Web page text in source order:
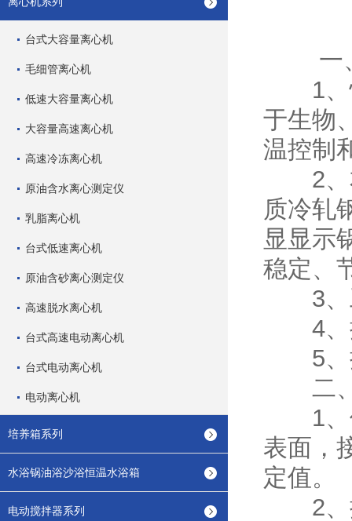
台式大容量离心机
毛细管离心机
低速大容量离心机
大容量高速离心机
高速冷冻离心机
原油含水离心测定仪
乳脂离心机
台式低速离心机
原油含砂离心测定仪
高速脱水离心机
台式高速电动离心机
台式电动离心机
电动离心机
培养箱系列
水浴锅油浴沙浴恒温水浴箱
电动搅拌器系列
一
1、恒
于生物
温控制
2、本
质冷轧
显显示
稳定、
3、工
4、控
5、
二
1、使
表面，
定值。
2、按